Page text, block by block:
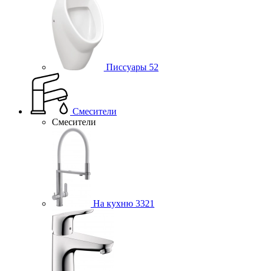
Писсуары 52
Смесители
Смесители
На кухню 3321